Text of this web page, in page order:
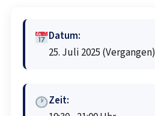
Datum:
25. Juli 2025 (Vergangen)
Zeit: